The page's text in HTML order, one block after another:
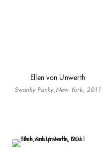
Ellen von Unwerth
Swanky Panky,New York, 2011